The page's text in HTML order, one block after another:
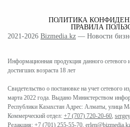
ПОЛИТИКА
ПРАВИЛА
2021-2026 Bizmedia.kz — Новости
Информационная продукция данного сетевого
достигших возраста 18 лет
Свидетельство о постановке на учет
марта 2022 года. Выдано Министерством
Республики Казахстан Адрес: Алматы, улица
Коммерческий отдел: +7 (707) 720-20-60,
Редакция: +7 (701) 255-55-70,